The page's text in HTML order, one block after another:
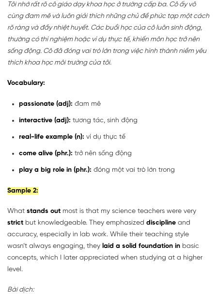
Tôi nhớ rất rõ cô giáo dạy khoa học ở trường cấp ba. Cô ấy vô
cùng đam mê và luôn giải thích những chủ đề phức tạp một cách
rõ ràng và đầy nhiệt huyết. Các buổi học của cô luôn sinh động,
thường có thí nghiệm hoặc ví dụ thực tế, khiến môn học trở nên
sống động. Cô đã đóng vai trò lớn trong việc hình thành niềm yêu
thích khoa học môi trường của tôi.
Vocabulary:
passionate (adj): đam mê
interactive (adj): tương tác, sinh động
real-life example (n): ví dụ thực tế
come alive (phr.): trở nên sống động
play a big role in (phr.): đóng một vai trò lớn trong
Sample 2:
What stands out most is that my science teachers were very
strict but knowledgeable. They emphasized discipline and
accuracy, especially in lab work. While their teaching style
wasn’t always engaging, they laid a solid foundation in basic
concepts, which I later appreciated when studying at a higher
level.
Bài dịch: